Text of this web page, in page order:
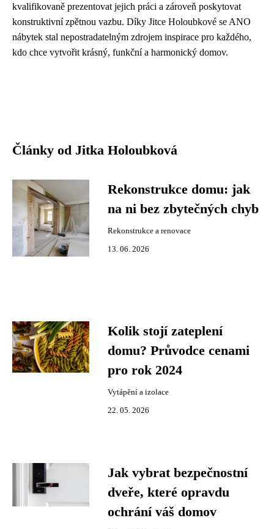
kvalifikovaně prezentovat jejich práci a zároveň poskytovat
konstruktivní zpětnou vazbu. Díky Jitce Holoubkové se ANO
nábytek stal nepostradatelným zdrojem inspirace pro každého,
kdo chce vytvořit krásný, funkční a harmonický domov.
Články od Jitka Holoubková
Rekonstrukce domu: jak
na ni bez zbytečných chyb
Rekonstrukce a renovace
13. 06. 2026
Kolik stojí zateplení
domu? Průvodce cenami
pro rok 2024
Vytápění a izolace
22. 05. 2026
Jak vybrat bezpečnostní
dveře, které opravdu
ochrání váš domov